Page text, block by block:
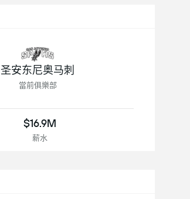
圣安东尼奥马刺
當前俱樂部
$16.9M
薪水